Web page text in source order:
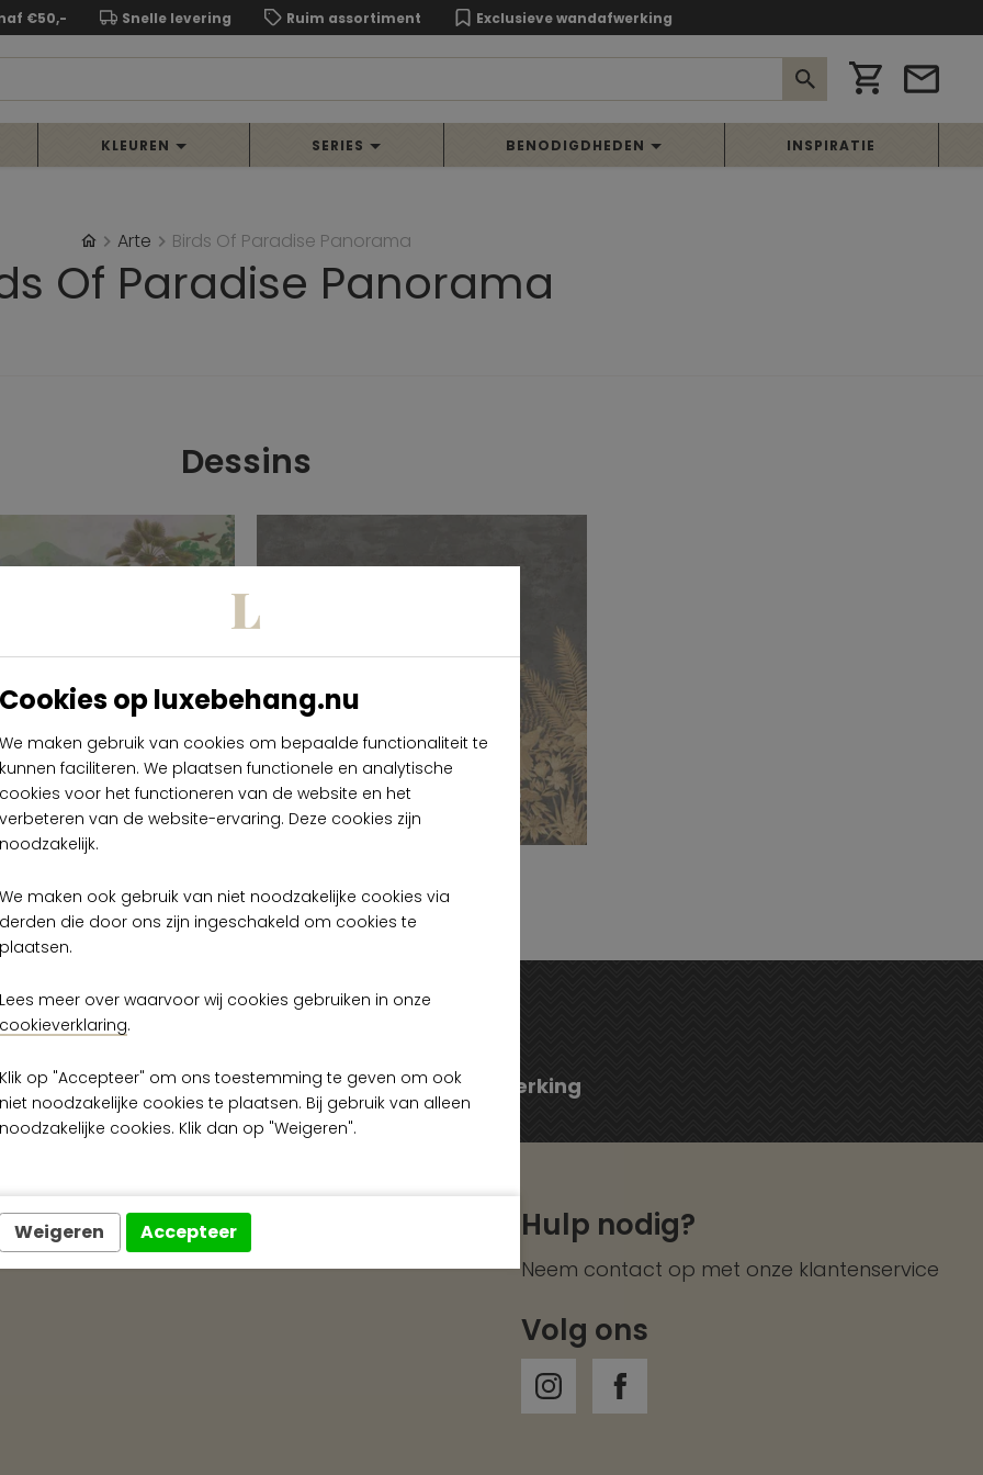
Cookies op luxebehang.nu
We maken gebruik van cookies om bepaalde functionaliteit te
kunnen faciliteren. We plaatsen functionele en analytische
cookies voor het functioneren van de website en het
verbeteren van de website-ervaring. Deze cookies zijn
noodzakelijk.
We maken ook gebruik van niet noodzakelijke cookies via
derden die door ons zijn ingeschakeld om cookies te
plaatsen.
Lees meer over waarvoor wij cookies gebruiken in onze
cookieverklaring.
Klik op "Accepteer" om ons toestemming te geven om ook
niet noodzakelijke cookies te plaatsen. Bij gebruik van alleen
noodzakelijke cookies. Klik dan op "Weigeren".
Weigeren Accepteer
€50,- Snelle levering Ruim assortiment Exclusieve wandafwerking
KLEUREN SERIES BENODIGDHEDEN INSPIRATIE
Arte Birds Of Paradise Panorama
Of Paradise Panorama
Dessins
Tropics -
Barraband's
Garden -
Panoramique
Snelle levering
Exclusieve wandafwerking
Hulp nodig?
Neem contact op met onze klantenservice
Volg ons